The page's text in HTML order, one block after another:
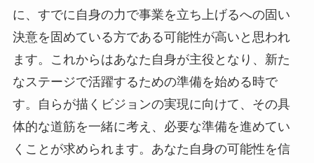
に、すでに自身の力で事業を立ち上げるへの固い
決意を固めている方である可能性が高いと思われ
ます。これからはあなた自身が主役となり、新た
なステージで活躍するための準備を始める時で
す。自らが描くビジョンの実現に向けて、その具
体的な道筋を一緒に考え、必要な準備を進めてい
くことが求められます。あなた自身の可能性を信